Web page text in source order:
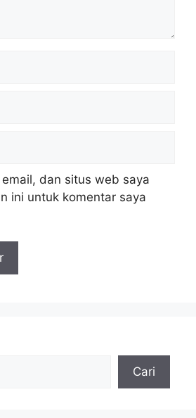
dan situs web saya
ini untuk komentar saya
Cari